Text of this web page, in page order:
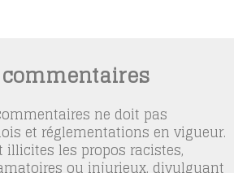
ne doit pas
et réglementations en vigueur.
les propos racistes,
ou injurieux, divulguant